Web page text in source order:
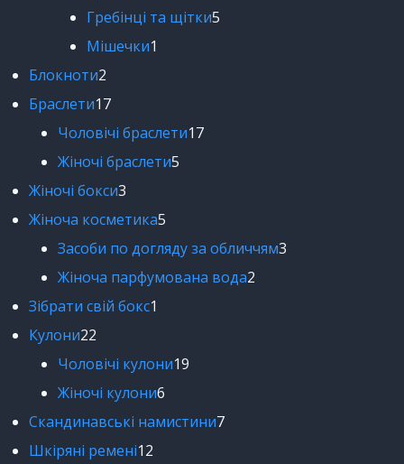
Гребінці та щітки5
Мішечки1
Блокноти2
Браслети17
Чоловічі браслети17
Жіночі браслети5
Жіночі бокси3
Жіноча косметика5
Засоби по догляду за обличчям3
Жіноча парфумована вода2
Зібрати свій бокс1
Кулони22
Чоловічі кулони19
Жіночі кулони6
Скандинавські намистини7
Шкіряні ремені12